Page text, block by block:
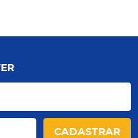
CADASTRAR